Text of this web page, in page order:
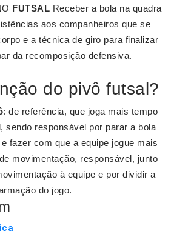
FUTSAL Receber a bola na quadra
aos companheiros que se
e a técnica de giro para finalizar
da recomposição defensiva.
do pivô futsal?
: de referência, que joga mais tempo
sendo responsável por parar a bola
fazer com que a equipe jogue mais
movimentação, responsável, junto
à equipe e por dividir a
do jogo.